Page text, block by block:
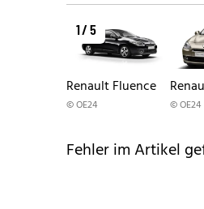
1 / 5
Renault Fluence
© OE24 © OE24
Fehler im Artikel